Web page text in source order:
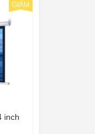
inch
GIẢM